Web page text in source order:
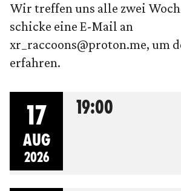
Wir treffen uns alle zwei
schicke eine E-Mail an
xr_raccoons@proton.me, um
erfahren.
17
AUG
2026
19:00